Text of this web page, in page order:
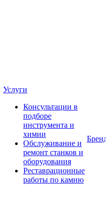
Услуги
Консультации в
подборе
инструмента и
химии
Обслуживание и
ремонт станков и
оборудования
Реставрационные
работы по камню